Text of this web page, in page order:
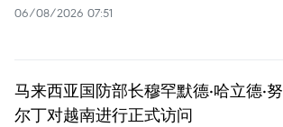
06/08/2026 07:51
马来西亚国防部长穆罕默德·哈立德·努
尔丁对越南进行正式访问